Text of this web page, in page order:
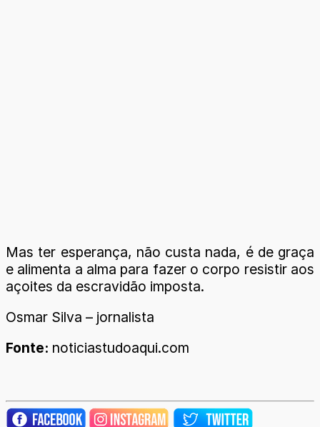
Mas ter esperança, não custa nada, é de graça
e alimenta a alma para fazer o corpo resistir aos
açoites da escravidão imposta.
Osmar Silva – jornalista
Fonte: noticiastudoaqui.com